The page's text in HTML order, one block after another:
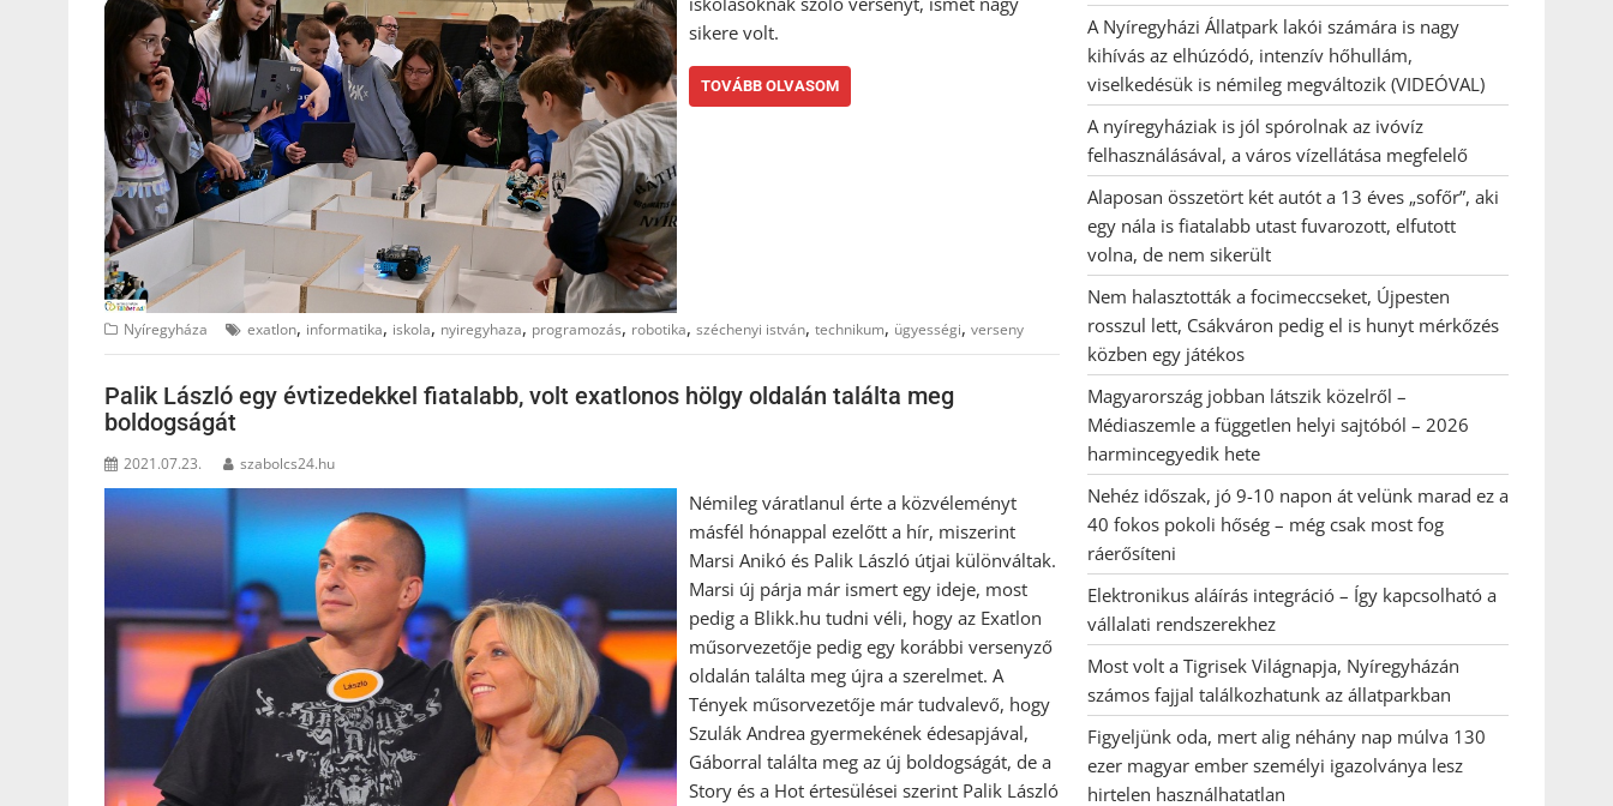
sikere volt.
TOVÁBB OLVASOM
Nyíregyháza exatlon, informatika, iskola, nyiregyhaza, programozás, robotika, széchenyi istván, technikum, ügyességi, verseny
Palik László egy évtizedekkel fiatalabb, volt exatlonos hölgy oldalán találta meg
boldogságát
2021.07.23. szabolcs24.hu
Némileg váratlanul érte a közvéleményt
másfél hónappal ezelőtt a hír, miszerint
Marsi Anikó és Palik László útjai különváltak.
Marsi új párja már ismert egy ideje, most
pedig a Blikk.hu tudni véli, hogy az Exatlon
műsorvezetője pedig egy korábbi versenyző
oldalán találta meg újra a szerelmet. A
Tények műsorvezetője már tudvalevő, hogy
Szulák Andrea gyermekének édesapjával,
Gáborral találta meg az új boldogságát, de a
Story és a Hot értesülései szerint Palik László
A Nyíregyházi Állatpark lakói számára is nagy
kihívás az elhúzódó, intenzív hőhullám,
viselkedésük is némileg megváltozik (VIDEÓVAL)
A nyíregyháziak is jól spórolnak az ivóvíz
felhasználásával, a város vízellátása megfelelő
Alaposan összetört két autót a 13 éves „sofőr”, aki
egy nála is fiatalabb utast fuvarozott, elfutott
volna, de nem sikerült
Nem halasztották a focimeccseket, Újpesten
rosszul lett, Csákváron pedig el is hunyt mérkőzés
közben egy játékos
Magyarország jobban látszik közelről –
Médiaszemle a független helyi sajtóból – 2026
harmincegyedik hete
Nehéz időszak, jó 9-10 napon át velünk marad ez a
40 fokos pokoli hőség – még csak most fog
ráerősíteni
Elektronikus aláírás integráció – Így kapcsolható a
vállalati rendszerekhez
Most volt a Tigrisek Világnapja, Nyíregyházán
számos fajjal találkozhatunk az állatparkban
Figyeljünk oda, mert alig néhány nap múlva 130
ezer magyar ember személyi igazolványa lesz
hirtelen használhatatlan